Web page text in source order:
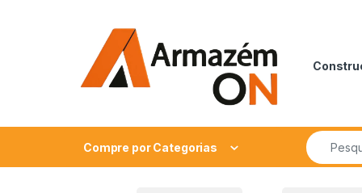
Compre por Categorias